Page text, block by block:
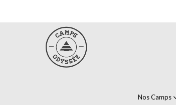
Nos Camps